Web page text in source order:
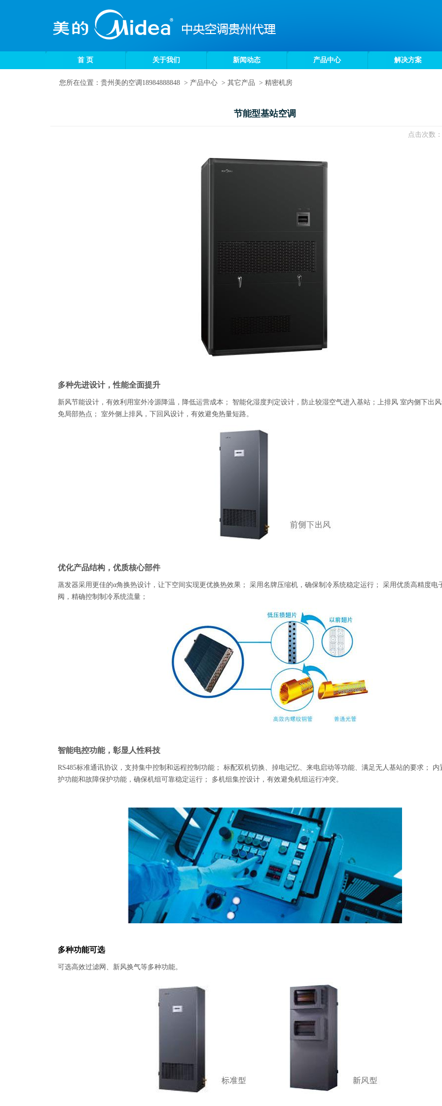
首 页 关于我们 新闻动态 产品中心 解决方案
您所在位置： 贵州美的空调18984888848 > 产品中心 > 其它产品 > 精密机房
节能型基站空调
点击次数
多种先进设计，性能全面提升
新风节能设计，有效利用室外冷源降温，降低运营成本； 智能化湿度判定设计，防止较湿空气进入基站；上排风 室内侧下出
免局部热点； 室外侧上排风，下回风设计，有效避免热量短路。
优化产品结构，优质核心部件
蒸发器采用更佳的α角换热设计，让下空间实现更优换热效果； 采用名牌压缩机，确保制冷系统稳定运行； 采用优质高精度电
阀，精确控制制冷系统流量；
智能电控功能，彰显人性科技
RS485标准通讯协议，支持集中控制和远程控制功能； 标配双机切换、掉电记忆、来电启动等功能、满足无人基站的要求； 内
护功能和故障保护功能，确保机组可靠稳定运行； 多机组集控设计，有效避免机组运行冲突。
多种功能可选
可选高效过滤网、新风换气等多种功能。